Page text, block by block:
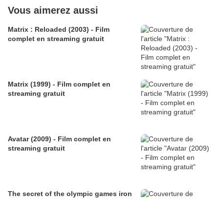
Vous aimerez aussi
Matrix : Reloaded (2003) - Film
complet en streaming gratuit
Matrix (1999) - Film complet en
streaming gratuit
Avatar (2009) - Film complet en
streaming gratuit
The secret of the olympic games iron